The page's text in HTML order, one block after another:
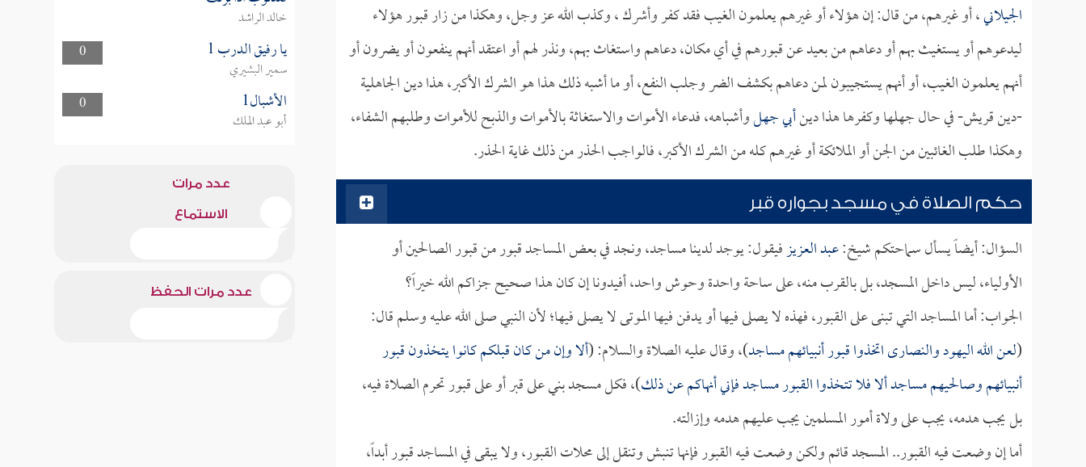
الجيلاني، أو غيرهم، من قال: إن هؤلاء أو غيرهم يعلمون الغيب فقد كفر وأشرك ، وكذب الله عز وجل، وهكذا من زار قبور هؤلاء
ليدعوهم أو يستغيث بهم أو دعاهم من بعيد عن قبورهم في أي مكان، دعاهم واستغاث بهم، ونذر لهم أو اعتقد أنهم ينفعون أو يضرون أو
أنهم يعلمون الغيب، أو أنهم يستجيبون لمن دعاهم بكشف الضر وجلب النفع، أو ما أشبه ذلك هذا هو الشرك الأكبر، هذا دين الجاهلية
-دين قريش- في حال جهلها وكفرها هذا دينأبي جهلوأشباهه، فدعاء الأموات والاستغاثة بالأموات والذبح للأموات وطلبهم الشفاء،
وهكذا طلب الغائبين من الجن أو الملائكة أو غيرهم كله من الشرك الأكبر، فالواجب الحذر من ذلك غاية الحذر.
حكم الصلاة في مسجد بجواره قبر
السؤال: أيضاً يسأل سماحتكم شيخ:عبد العزيزفيقول: يوجد لدينا مساجد، ونجد في بعض المساجد قبور من قبور الصالحين أو
الأولياء، ليس داخل المسجد، بل بالقرب منه، على ساحة واحدة وحوش واحد، أفيدونا إن كان هذا صحيح جزاكم الله خيراً؟
الجواب: أما المساجد التي تبنى على القبور، فهذه لا يصلى فيها أو يدفن فيها الموتى لا يصلى فيها؛ لأن النبي صلى الله عليه وسلم قال:
(لعن الله اليهود والنصارى اتخذوا قبور أنبيائهم مساجد)، وقال عليه الصلاة والسلام: (ألا وإن من كان قبلكم كانوا يتخذون قبور
أنبيائهم وصالحيهم مساجد ألا فلا تتخذوا القبور مساجد فإني أنهاكم عن ذلك)، فكل مسجد بني على قبر أو على قبور تحرم الصلاة فيه،
بل يجب هدمه، يجب على ولاة أمور المسلمين يجب عليهم هدمه وإزالته.
أما إن وضعت فيه القبور.. المسجد قائم ولكن وضعت فيه القبور فإنها تنبش وتنقل إلى محلات القبور، ولا يبقى في المساجد قبور أبداً،
خالد الراشد
0
يا رفيق الدرب 1
سمير البشيري
0
الأشبال1
أبو عبد الملك
عدد مرات
الاستماع
عدد مرات الحفظ